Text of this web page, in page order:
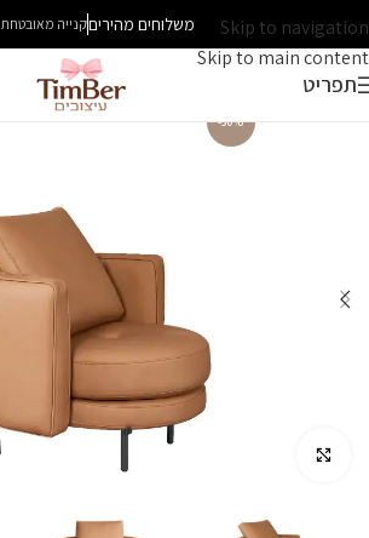
Skip to navigation
Skip to main content
משלוחים מהיריםקנייה מאובטחת
תפריט
-30%